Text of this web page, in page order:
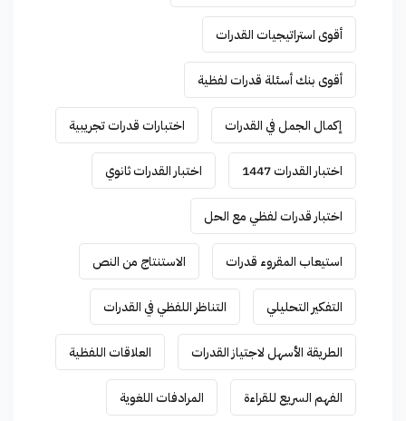
أقوى استراتيجيات القدرات
أقوى بنك أسئلة قدرات لفظية
إكمال الجمل في القدرات اختبارات قدرات تجريبية
اختبار القدرات 1447 اختبار القدرات ثانوي
اختبار قدرات لفظي مع الحل
استيعاب المقروء قدرات الاستنتاج من النص
التفكير التحليلي التناظر اللفظي في القدرات
الطريقة الأسهل لاجتياز القدرات العلاقات اللفظية
الفهم السريع للقراءة المرادفات اللغوية